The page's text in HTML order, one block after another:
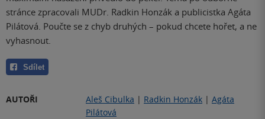
stránce zpracovali MUDr. Radkin Honzák a publicistka Agáta
Pilátová. Poučte se z chyb druhých – pokud chcete hořet, a ne
vyhasnout.
Sdílet
AUTOŘI Aleš Cibulka | Radkin Honzák | Agáta
Pilátová